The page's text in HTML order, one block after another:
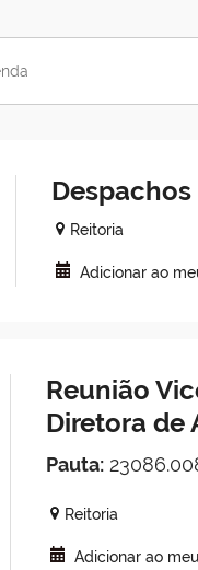
Reitoria
Adicionar ao
Reunião
Diretora de
Pauta:
Reitoria
Adicionar ao